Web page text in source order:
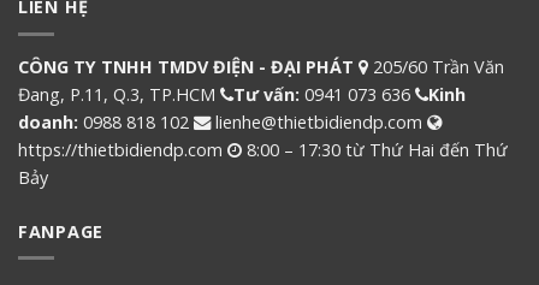
LIÊN HỆ
CÔNG TY TNHH TMDV ĐIỆN - ĐẠI PHÁT
205/60 Trần Văn
Đang, P.11, Q.3, TP.HCM
Tư vấn: 0941 073 636
Kinh
doanh: 0988 818 102
lienhe@thietbidiendp.com
https://thietbidiendp.com
8:00 – 17:30 từ Thứ Hai đến Thứ
Bảy
FANPAGE